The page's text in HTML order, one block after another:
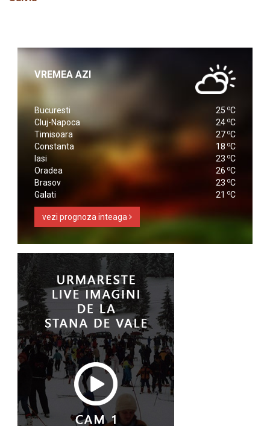
VREMEA AZI
Bucuresti 25 oC
Cluj-Napoca
24 oC
Timisoara
27 oC
Constanta
18 oC
Iasi
23 oC
Oradea
26 oC
Brasov
23 oC
Galati
21 oC
vezi prognoza inteaga